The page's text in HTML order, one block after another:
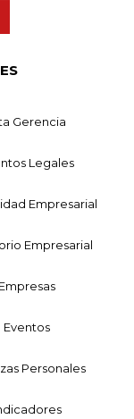
Gerencia
Legales
Empresarial
Empresarial
Empresas
Eventos
Personales